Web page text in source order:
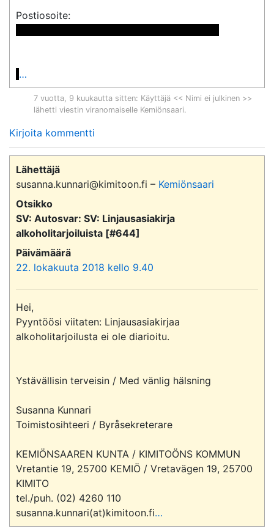
…
7 vuotta, 9 kuukautta sitten: Käyttäjä << Nimi ei julkinen >>
lähetti viestin viranomaiselle Kemiönsaari.
Kirjoita kommentti
Lähettäjä
susanna.kunnari@kimitoon.fi – Kemiönsaari
Otsikko
SV: Autosvar: SV: Linjausasiakirja
alkoholitarjoiluista [#644]
Päivämäärä
22. lokakuuta 2018 kello 9.40
Hei,
Pyyntöösi viitaten: Linjausasiakirjaa
alkoholitarjoilusta ei ole diarioitu.
Ystävällisin terveisin / Med vänlig hälsning
Susanna Kunnari
Toimistosihteeri / Byråsekreterare
KEMIÖNSAAREN KUNTA / KIMITOÖNS KOMMUN
Vretantie 19, 25700 KEMIÖ / Vretavägen 19, 25700
KIMITO
tel./puh. (02) 4260 110
susanna.kunnari(at)kimitoon.fi…